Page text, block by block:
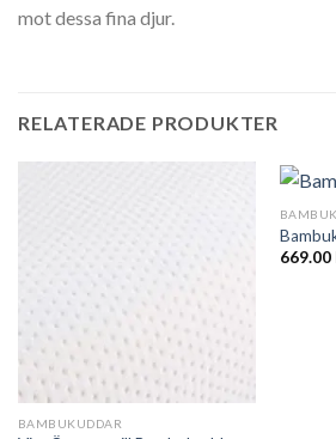
mot dessa fina djur.
RELATERADE PRODUKTER
BAMBUKUDDAR
669.00